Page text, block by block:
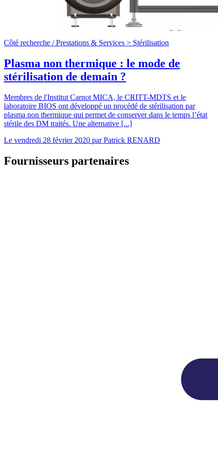
Côté recherche /Prestations & Services > Stérilisation
Plasma non thermique : le mode de
stérilisation de demain ?
Membres de l'Institut Carnot MICA, le CRITT-MDTS et le
laboratoire BIOS ont développé un procédé de stérilisation par
plasma non thermique qui permet de conserver dans le temps l’état
stérile des DM traités. Une alternative [...]
Le vendredi 28 février 2020 parPatrick RENARD
Fournisseurs partenaires